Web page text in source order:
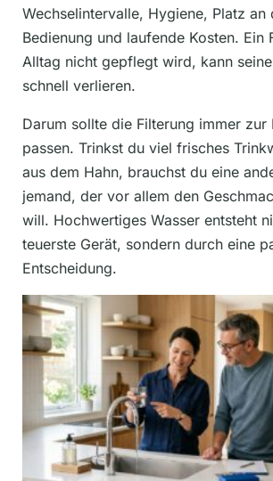
Wechselintervalle, Hygiene, Platz an
Bedienung und laufende Kosten. Ein
Alltag nicht gepflegt wird, kann
schnell verlieren.
Darum sollte die Filterung immer zur
passen. Trinkst du viel frisches
aus dem Hahn, brauchst du eine
jemand, der vor allem den
will. Hochwertiges Wasser entsteht
teuerste Gerät, sondern durch eine
Entscheidung.